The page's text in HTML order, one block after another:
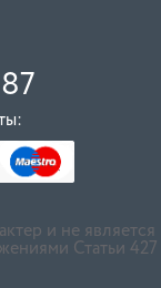
и не является
Статьи 427